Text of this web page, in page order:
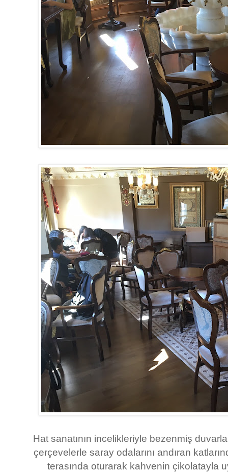
Hat sanatının incelikleriyle bezenmiş
çerçevelerle saray odalarını andıran
terasında oturarak kahvenin çikolatayla